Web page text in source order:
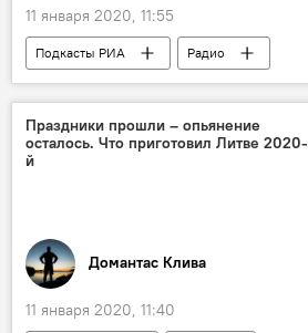
11 января 2020, 11:55
Подкасты РИА Радио
Праздники прошли – опьянение
осталось. Что приготовил Литве 2020-
й
Домантас Клива
11 января 2020, 11:40